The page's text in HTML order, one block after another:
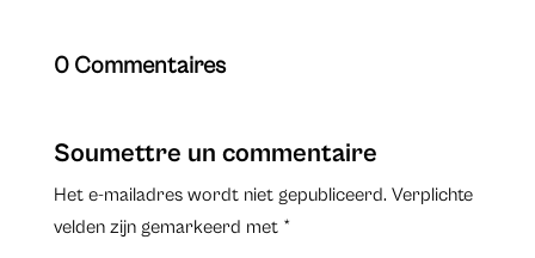
0 Commentaires
Soumettre un commentaire
Het e-mailadres wordt niet gepubliceerd. Verplichte
velden zijn gemarkeerd met *